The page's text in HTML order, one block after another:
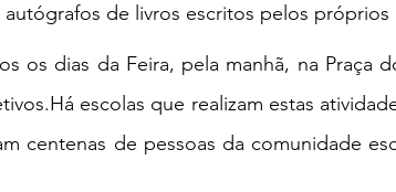
de livros escritos pelos próprios
os dias da Feira, pela manhã, na Praça
escolas que realizam estas
centenas de pessoas da comunidade